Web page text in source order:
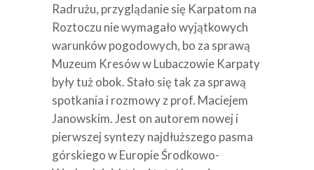
Radrużu, przyglądanie się Karpatom na
Roztoczu nie wymagało wyjątkowych
warunków pogodowych, bo za sprawą
Muzeum Kresów w Lubaczowie Karpaty
były tuż obok. Stało się tak za sprawą
spotkania i rozmowy z prof. Maciejem
Janowskim. Jest on autorem nowej i
pierwszej syntezy najdłuższego pasma
górskiego w Europie Środkowo-